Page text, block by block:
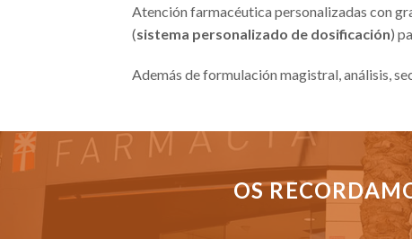
Atención farmacéutica personalizadas con
(sistema personalizado de dosificación)
Además de formulación magistral, análisis,
OS